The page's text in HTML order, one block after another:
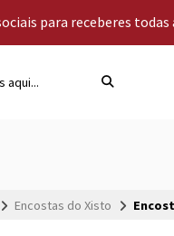
para receberes
Encostas do Xisto